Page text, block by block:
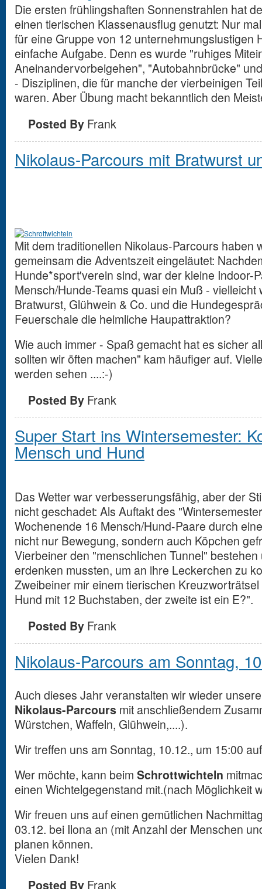
Die ersten frühlingshaften Sonnenstrahlen hat
einen tierischen Klassenausflug genutzt: Nur
für eine Gruppe von 12 unternehmungslustigen
einfache Aufgabe. Denn es wurde "ruhiges
Aneinandervorbeigehen", "Autobahnbrücke"
- Disziplinen, die für manche der vierbeinigen
waren. Aber Übung macht bekanntlich den
Posted By Frank
Nikolaus-Parcours mit Bratwurst
Mit dem traditionellen Nikolaus-Parcours haben
gemeinsam die Adventszeit eingeläutet:
Hunde*sport'verein sind, war der kleine Indoor-
Mensch/Hunde-Teams quasi ein Muß -
Bratwurst, Glühwein & Co. und die
Feuerschale die heimliche Haupattraktion?
Wie auch immer - Spaß gemacht hat es sicher
sollten wir öften machen" kam häufiger auf.
werden sehen ....:-)
Posted By Frank
Super Start ins Wintersemester:
Mensch und Hund
Das Wetter war verbesserungsfähig, aber der
nicht geschadet: Als Auftakt des
Wochenende 16 Mensch/Hund-Paare durch
nicht nur Bewegung, sondern auch Köpchen
Vierbeiner den "menschlichen Tunnel"
erdenken mussten, um an ihre Leckerchen zu
Zweibeiner mir einem tierischen
Hund mit 12 Buchstaben, der zweite ist ein E?".
Posted By Frank
Nikolaus-Parcours am Sonntag,
Auch dieses Jahr veranstalten wir wieder
Nikolaus-Parcours mit anschließendem
Würstchen, Waffeln, Glühwein,....).
Wir treffen uns am Sonntag, 10.12., um 15:00
Wer möchte, kann beim Schrottwichteln
einen Wichtelgegenstand mit.(nach Möglichkeit
Wir freuen uns auf einen gemütlichen
03.12. bei Ilona an (mit Anzahl der Menschen
planen können.
Vielen Dank!
Posted By Frank